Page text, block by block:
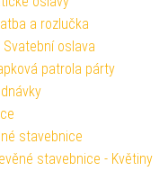
a rozlučka
Svatební oslava
patrola párty
stavebnice
stavebnice - Květiny